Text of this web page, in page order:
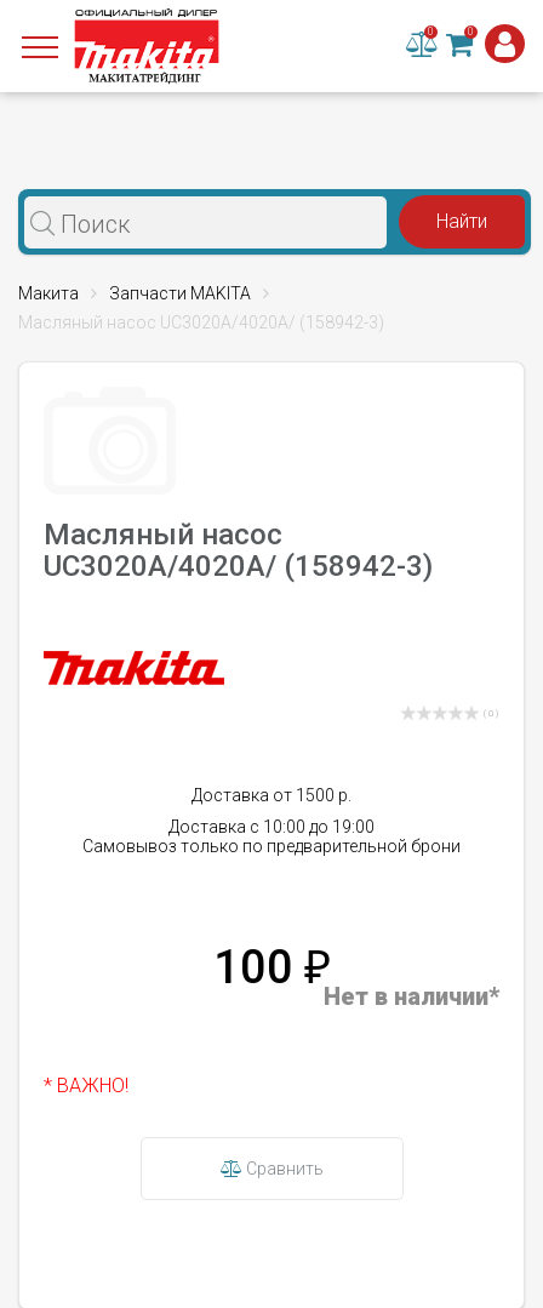
0 0
Макита
Запчасти MAKITA
Масляный насос UC3020A/4020A/ (158942-3)
Масляный насос
UC3020A/4020A/ (158942-3)
( 0 )
Доставка от 1500 р.
Доставка с 10:00 до 19:00
Самовывоз только по предварительной брони
100 ₽
Нет в наличии*
* ВАЖНО!
Сравнить